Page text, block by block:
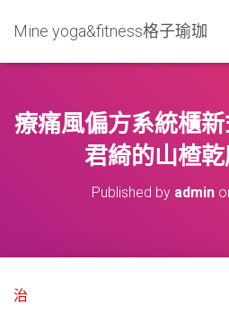
Mine yoga&fitness格子瑜珈
療痛風偏方系統櫃
君綺的山楂
Published by admin
治